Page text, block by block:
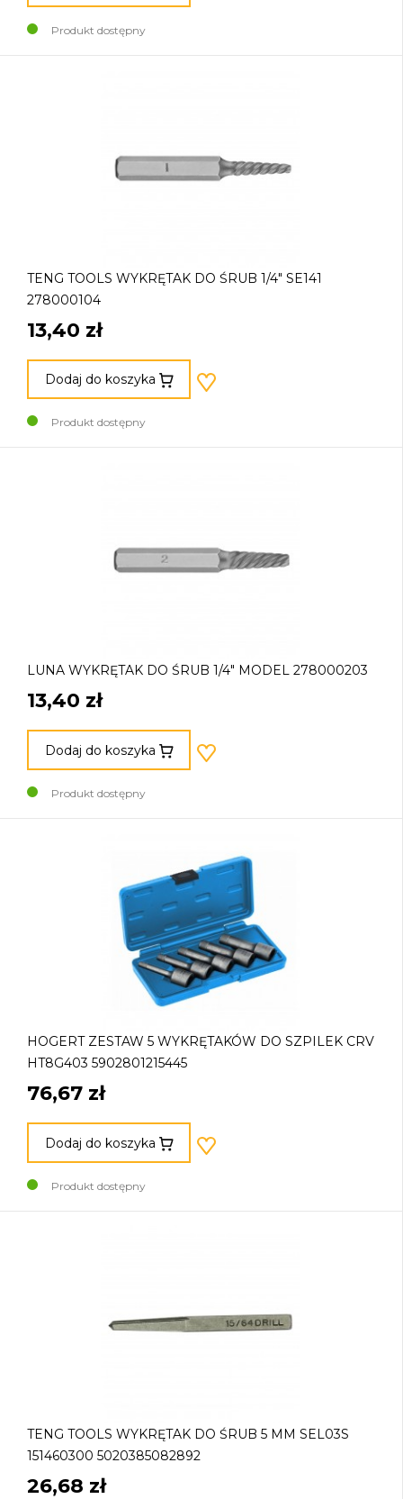
Produkt dostępny
TENG TOOLS WYKRĘTAK DO ŚRUB 1/4" SE141
278000104
13,40 zł
Dodaj do koszyka
Produkt dostępny
LUNA WYKRĘTAK DO ŚRUB 1/4" MODEL 278000203
13,40 zł
Dodaj do koszyka
Produkt dostępny
HOGERT ZESTAW 5 WYKRĘTAKÓW DO SZPILEK CRV
HT8G403 5902801215445
76,67 zł
Dodaj do koszyka
Produkt dostępny
TENG TOOLS WYKRĘTAK DO ŚRUB 5 MM SEL03S
151460300 5020385082892
26,68 zł